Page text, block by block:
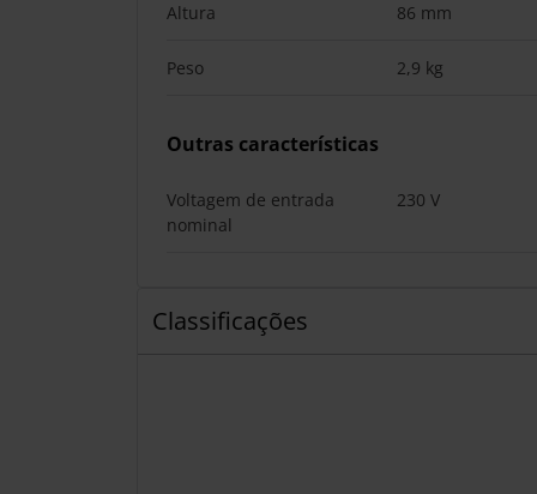
Altura 86 mm
Peso 2,9 kg
Outras características
Voltagem de entrada
nominal
230 V
Classificações